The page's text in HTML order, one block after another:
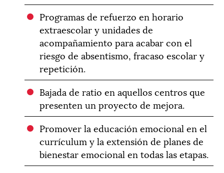
Programas de refuerzo en horario
extraescolar y unidades de
acompañamiento para acabar con el
riesgo de absentismo, fracaso escolar y
repetición.
Bajada de ratio en aquellos centros que
presenten un proyecto de mejora.
Promover la educación emocional en el
currículum y la extensión de planes de
bienestar emocional en todas las etapas.